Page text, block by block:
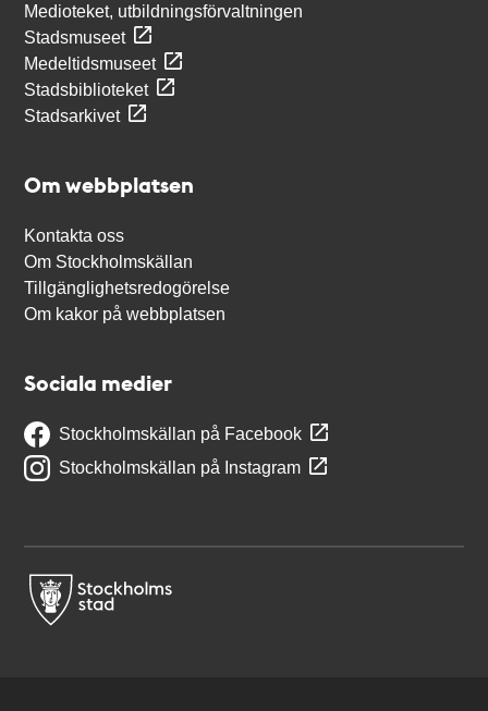
Medioteket, utbildningsförvaltningen
Stadsmuseet
Medeltidsmuseet
Stadsbiblioteket
Stadsarkivet
Om webbplatsen
Kontakta oss
Om Stockholmskällan
Tillgänglighetsredogörelse
Om kakor på webbplatsen
Sociala medier
Stockholmskällan på Facebook
Stockholmskällan på Instagram